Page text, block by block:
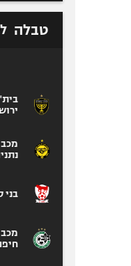
טבלה
בני